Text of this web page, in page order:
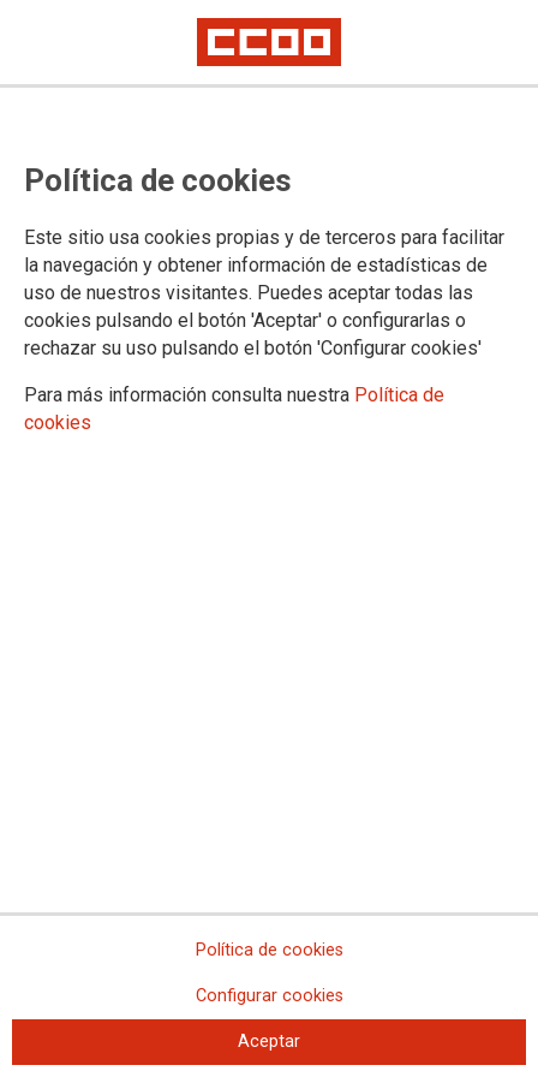
Política de cookies
Este sitio usa cookies propias y de terceros para facilitar
la navegación y obtener información de estadísticas de
uso de nuestros visitantes. Puedes aceptar todas las
cookies pulsando el botón 'Aceptar' o configurarlas o
rechazar su uso pulsando el botón 'Configurar cookies'
Para más información consulta nuestra Política de
cookies
Política de cookies
Configurar cookies
Aceptar